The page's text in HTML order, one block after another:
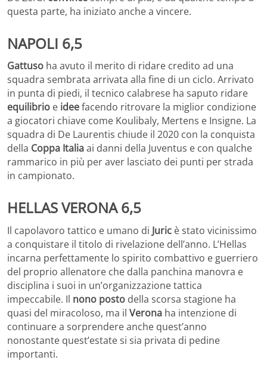
questa parte, ha iniziato anche a vincere.
NAPOLI 6,5
Gattuso ha avuto il merito di ridare credito ad una
squadra sembrata arrivata alla fine di un ciclo. Arrivato
in punta di piedi, il tecnico calabrese ha saputo ridare
equilibrio e ideefacendo ritrovare la miglior condizione
a giocatori chiave come Koulibaly, Mertens e Insigne. La
squadra di De Laurentis chiude il 2020 con la conquista
della Coppa Italiaai danni della Juventus e con qualche
rammarico in più per aver lasciato dei punti per strada
in campionato.
HELLAS VERONA 6,5
Il capolavoro tattico e umano di Juric è stato vicinissimo
a conquistare il titolo di rivelazione dell’anno. L’Hellas
incarna perfettamente lo spirito combattivo e guerriero
del proprio allenatore che dalla panchina manovra e
disciplina i suoi in un’organizzazione tattica
impeccabile. Il nono posto della scorsa stagione ha
quasi del miracoloso, ma il Verona ha intenzione di
continuare a sorprendere anche quest’anno
nonostante quest’estate si sia privata di pedine
importanti.